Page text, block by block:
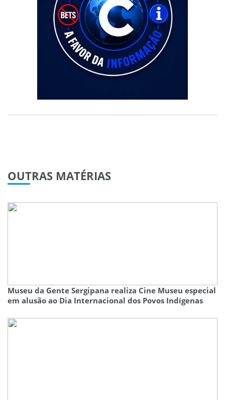
OUTRAS MATÉRIAS
Museu da Gente Sergipana realiza Cine Museu especial
em alusão ao Dia Internacional dos Povos Indígenas